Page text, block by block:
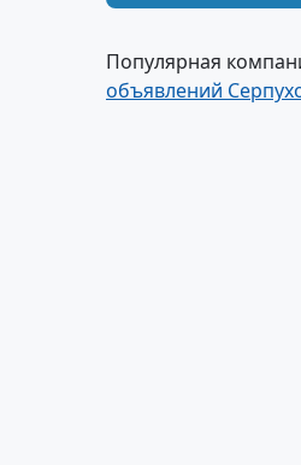
Популярная
объявлений